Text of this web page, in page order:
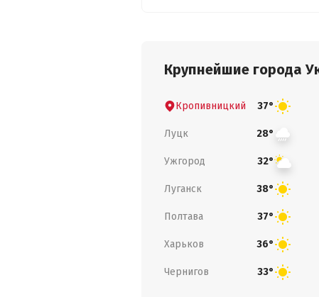
Крупнейшие города
Кропивницкий 37°
Луцк 28°
Ужгород 32°
Луганск 38°
Полтава 37°
Харьков 36°
Чернигов 33°